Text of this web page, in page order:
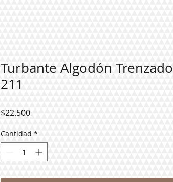
Turbante Algodón Trenzado
211
$22.500Precio
Cantidad *